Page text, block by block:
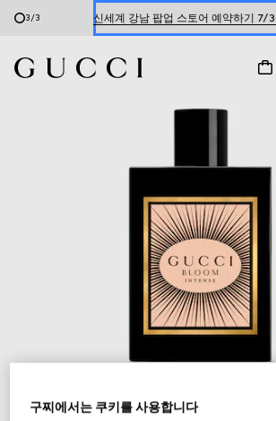
3/3 신세계 강남 팝업 스토어 예약하기
구찌에서는 쿠키를 사용합니다